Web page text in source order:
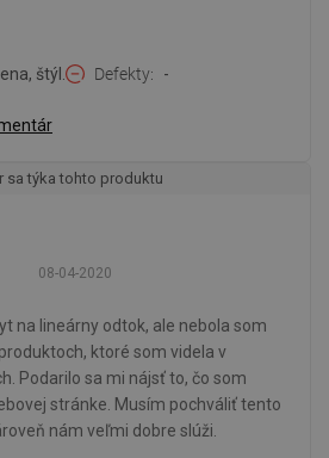
štýl. Defekty -
sa týka tohto produktu
08-04-2020
na lineárny odtok, ale nebola som
ktoré som videla v
Podarilo sa mi nájsť to, čo som
stránke. Musím pochváliť tento
nám veľmi dobre slúži.